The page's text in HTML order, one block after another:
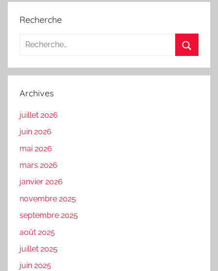
Recherche
Recherche
:
Archives
juillet 2026
juin 2026
mai 2026
mars 2026
janvier 2026
novembre 2025
septembre 2025
août 2025
juillet 2025
juin 2025